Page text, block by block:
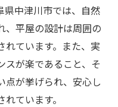
県中津川市では、自然
、平屋の設計は周囲の
れています。また、実
スが楽であること、そ
点が挙げられ、安心し
ています。